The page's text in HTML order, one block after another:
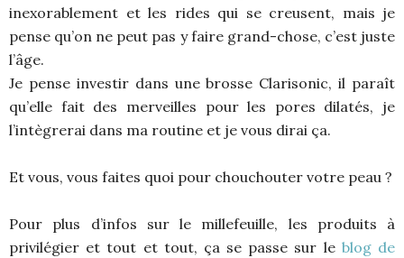
inexorablement et les rides qui se creusent, mais je
pense qu’on ne peut pas y faire grand-chose, c’est juste
l’âge.
Je pense investir dans une brosse Clarisonic, il paraît
qu’elle fait des merveilles pour les pores dilatés, je
l’intègrerai dans ma routine et je vous dirai ça.
Et vous, vous faites quoi pour chouchouter votre peau ?
Pour plus d’infos sur le millefeuille, les produits à
privilégier et tout et tout, ça se passe sur le blog de